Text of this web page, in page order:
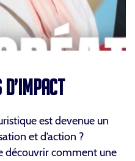
D’IMPACT
est devenue un
et d’action ?
découvrir comment une